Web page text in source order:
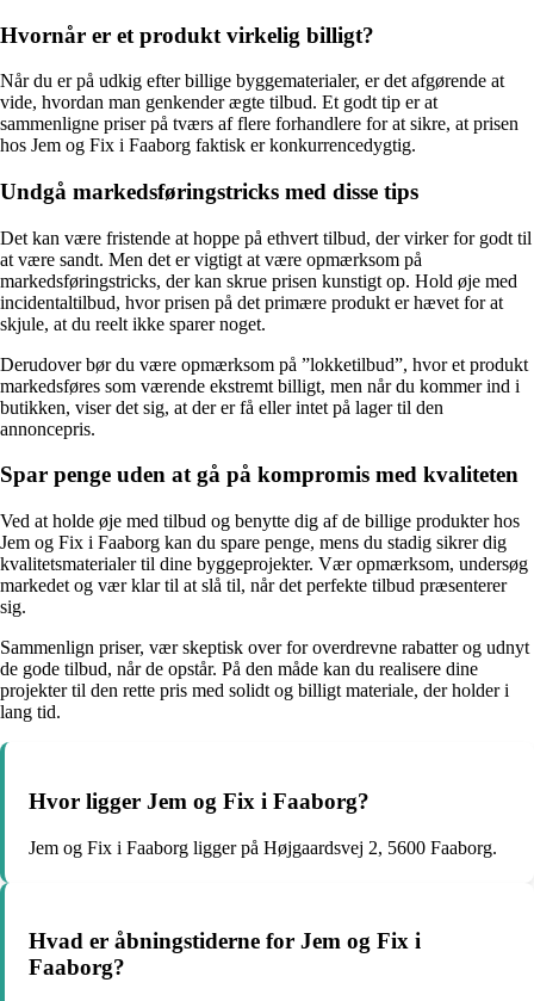
Hvornår er et produkt virkelig billigt?
Når du er på udkig efter billige byggematerialer, er det afgørende at
vide, hvordan man genkender ægte tilbud. Et godt tip er at
sammenligne priser på tværs af flere forhandlere for at sikre, at prisen
hos Jem og Fix i Faaborg faktisk er konkurrencedygtig.
Undgå markedsføringstricks med disse tips
Det kan være fristende at hoppe på ethvert tilbud, der virker for godt til
at være sandt. Men det er vigtigt at være opmærksom på
markedsføringstricks, der kan skrue prisen kunstigt op. Hold øje med
incidentaltilbud, hvor prisen på det primære produkt er hævet for at
skjule, at du reelt ikke sparer noget.
Derudover bør du være opmærksom på ”lokketilbud”, hvor et produkt
markedsføres som værende ekstremt billigt, men når du kommer ind i
butikken, viser det sig, at der er få eller intet på lager til den
annoncepris.
Spar penge uden at gå på kompromis med kvaliteten
Ved at holde øje med tilbud og benytte dig af de billige produkter hos
Jem og Fix i Faaborg kan du spare penge, mens du stadig sikrer dig
kvalitetsmaterialer til dine byggeprojekter. Vær opmærksom, undersøg
markedet og vær klar til at slå til, når det perfekte tilbud præsenterer
sig.
Sammenlign priser, vær skeptisk over for overdrevne rabatter og udnyt
de gode tilbud, når de opstår. På den måde kan du realisere dine
projekter til den rette pris med solidt og billigt materiale, der holder i
lang tid.
Hvor ligger Jem og Fix i Faaborg?
Jem og Fix i Faaborg ligger på Højgaardsvej 2, 5600 Faaborg.
Hvad er åbningstiderne for Jem og Fix i
Faaborg?